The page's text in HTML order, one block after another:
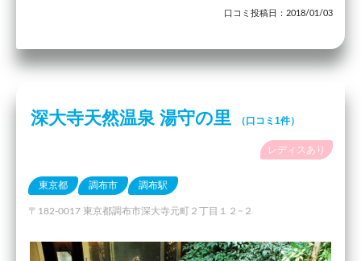
口コミ投稿日：2018/01/03
深大寺天然温泉 湯守の里 （口コミ1件）
レディスあり
東京都 調布市 調布駅
〒182-0017 東京都調布市深大寺元町２丁目１２−２